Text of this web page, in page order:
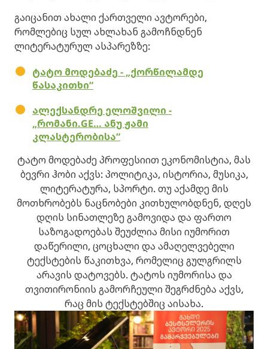
გაიცანით ახალი ქართველი ავტორები,
რომლებიც სულ ახლახან გამოჩნდნენ
ლიტერატურულ ასპარეზზე:
ტატო მოდებაძე - „ქორწილამდე
წასაკითხი“
ალექსანდრე ელოშვილი -
„რომანი.GE… ანუ ჟამი
კლასტერობისა“
ტატო მოდებაძე პროფესიით ეკონომისტია, მას
ბევრი ჰობი აქვს: პოლიტიკა, ისტორია, მუსიკა,
ლიტერატურა, სპორტი. თუ აქამდე მის
მოთხრობებს ნაცნობები კითხულობდნენ, დღეს
დღის სინათლეზე გამოვიდა და ფართო
საზოგადოებას შეუძლია მისი იუმორით
დაწერილი, ცოცხალი და ამაღელვებელი
ტექსტების წაკითხვა, რომელიც გულგრილს
არავის დატოვებს. ტატოს იუმორისა და
თვითირონიის გამორჩეული შეგრძნება აქვს,
რაც მის ტექსტებშიც აისახა.